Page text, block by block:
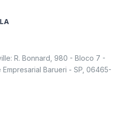
R. Bonnard, 980 - Bloco 7 -
Empresarial Barueri - SP, 06465-